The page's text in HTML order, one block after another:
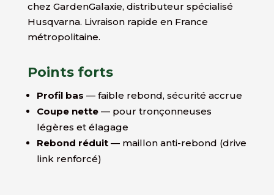
chez GardenGalaxie, distributeur spécialisé
Husqvarna. Livraison rapide en France
métropolitaine.
Points forts
Profil bas — faible rebond, sécurité accrue
Coupe nette— pour tronçonneuses
légères et élagage
Rebond réduit— maillon anti-rebond (drive
link renforcé)